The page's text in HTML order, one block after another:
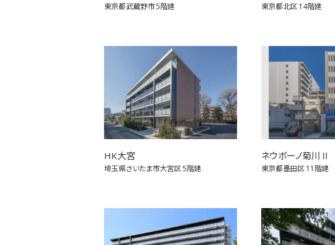
東京都武蔵野市5階建 東京都北区14階建
HK大宮
埼玉県さいたま市大宮区5階建
ネウボーノ菊川Ⅱ
東京都墨田区11階建